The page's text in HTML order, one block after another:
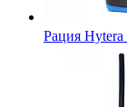
Рация